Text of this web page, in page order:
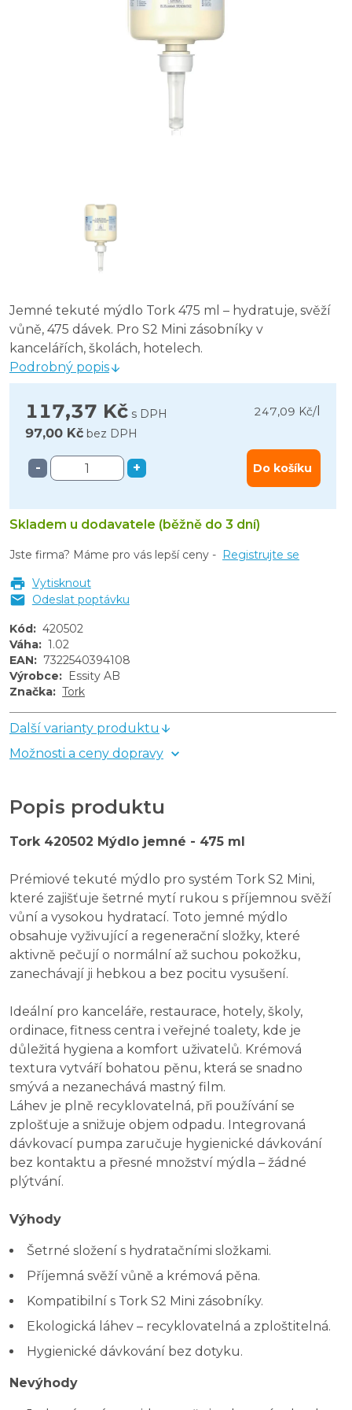
Jemné tekuté mýdlo Tork 475 ml – hydratuje, svěží
vůně, 475 dávek. Pro S2 Mini zásobníky v
kancelářích, školách, hotelech.
Podrobný popis
117,37 Kč s DPH 247,09 Kč/
97,00 Kč bez DPH
- + Do košíku
Skladem u dodavatele (běžně do 3 dní)
Jste firma? Máme pro vás lepší ceny - Registrujte se
Vytisknout
Odeslat poptávku
Kód: 420502
Váha: 1.02
EAN: 7322540394108
Výrobce: Essity AB
Značka: Tork
Další varianty produktu
Možnosti a ceny dopravy
Popis produktu
Tork 420502 Mýdlo jemné - 475 ml
Prémiové tekuté mýdlo pro systém Tork S2 Mini,
které zajišťuje šetrné mytí rukou s příjemnou svěží
vůní a vysokou hydratací. Toto jemné mýdlo
obsahuje vyživující a regenerační složky, které
aktivně pečují o normální až suchou pokožku,
zanechávají ji hebkou a bez pocitu vysušení.
Ideální pro kanceláře, restaurace, hotely, školy,
ordinace, fitness centra i veřejné toalety, kde je
důležitá hygiena a komfort uživatelů. Krémová
textura vytváří bohatou pěnu, která se snadno
smývá a nezanechává mastný film.
Láhev je plně recyklovatelná, při používání se
zplošťuje a snižuje objem odpadu. Integrovaná
dávkovací pumpa zaručuje hygienické dávkování
bez kontaktu a přesné množství mýdla – žádné
plýtvání.
Výhody
Šetrné složení s hydratačními složkami.
Příjemná svěží vůně a krémová pěna.
Kompatibilní s Tork S2 Mini zásobníky.
Ekologická láhev – recyklovatelná a zploštitelná.
Hygienické dávkování bez dotyku.
Nevýhody